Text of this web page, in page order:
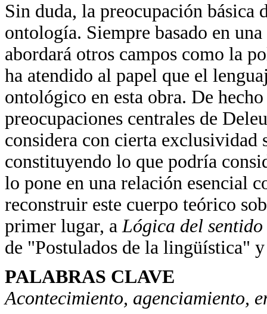
Sin duda, la preocupación básica
ontología. Siempre basado en
abordará otros campos como la
ha atendido al papel que el
ontológico en esta obra. De
preocupaciones centrales de
considera con cierta
constituyendo lo que podría
lo pone en una relación esencial
reconstruir este cuerpo teórico
primer lugar, aLógica del sentido
de "Postulados de la lingüística"
PALABRAS CLAVE
Acontecimiento, agenciamiento,